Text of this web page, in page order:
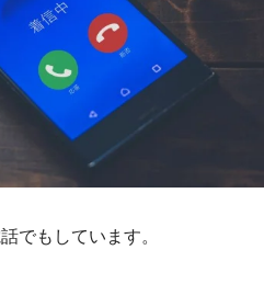
でもしています。